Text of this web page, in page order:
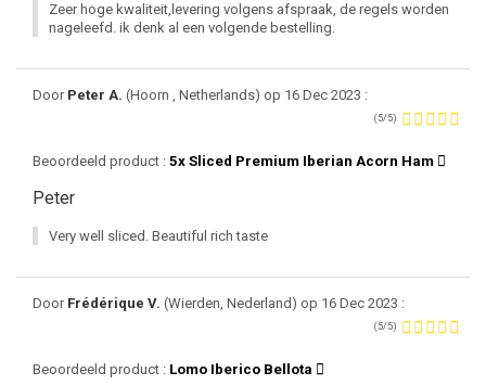
Zeer hoge kwaliteit,levering volgens afspraak, de regels worden
nageleefd. ik denk al een volgende bestelling.
Door Peter A. (Hoorn , Netherlands) op 16 Dec 2023 :
(5/5)
Beoordeeld product : 5x Sliced Premium Iberian Acorn Ham
Peter
Very well sliced. Beautiful rich taste
Door Frédérique V. (Wierden, Nederland) op 16 Dec 2023 :
(5/5)
Beoordeeld product : Lomo Iberico Bellota